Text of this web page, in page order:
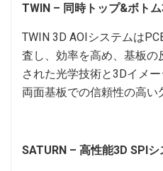
TWIN – 同時トップ&ボト
TWIN 3D AOIシステムは
査し、効率を高め、基板
された光学技術と3Dイメ
両面基板での信頼性の高い
SATURN – 高性能3D SPIシ